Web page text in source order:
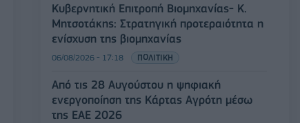
Κυβερνητική Επιτροπή Βιομηχανίας- Κ.
Μητσοτάκης: Στρατηγική προτεραιότητα η
ενίσχυση της βιομηχανίας
06/08/2026 - 17:18 ΠΟΛΙΤΙΚΗ
Από τις 28 Αυγούστου η ψηφιακή
ενεργοποίηση της Κάρτας Αγρότη μέσω
της ΕΑΕ 2026